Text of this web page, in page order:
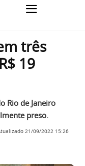
três
19
Rio de Janeiro
preso.
21/09/2022 15:26